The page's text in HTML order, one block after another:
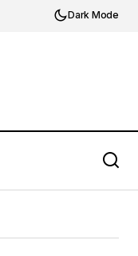
Dark Mode